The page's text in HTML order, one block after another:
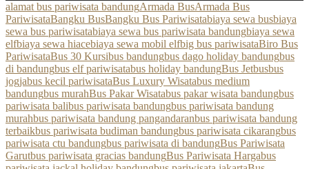
alamat bus pariwisata bandungArmada BusArmada Bus
PariwisataBangku BusBangku Bus Pariwisatabiaya sewa busbiaya
sewa bus pariwisatabiaya sewa bus pariwisata bandungbiaya sewa
elfbiaya sewa hiacebiaya sewa mobil elfbig bus pariwisataBiro Bus
PariwisataBus 30 Kursibus bandungbus dago holiday bandungbus
di bandungbus elf pariwisatabus holiday bandungBus Jetbusbus
jogjabus kecil pariwisataBus Luxury Wisatabus medium
bandungbus murahBus Pakar Wisatabus pakar wisata bandungbus
pariwisata balibus pariwisata bandungbus pariwisata bandung
murahbus pariwisata bandung pangandaranbus pariwisata bandung
terbaikbus pariwisata budiman bandungbus pariwisata cikarangbus
pariwisata ctu bandungbus pariwisata di bandungBus Pariwisata
Garutbus pariwisata gracias bandungBus Pariwisata Hargabus